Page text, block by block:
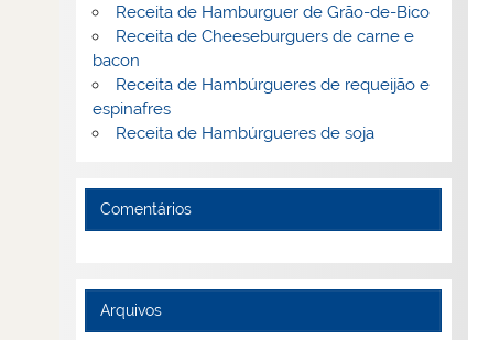
Receita de Hamburguer de Grão-de-Bico
Receita de Cheeseburguers de carne e
bacon
Receita de Hambúrgueres de requeijão e
espinafres
Receita de Hambúrgueres de soja
Comentários
Arquivos